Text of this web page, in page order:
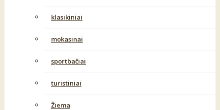
klasikiniai
mokasinai
sportbačiai
turistiniai
Žiema